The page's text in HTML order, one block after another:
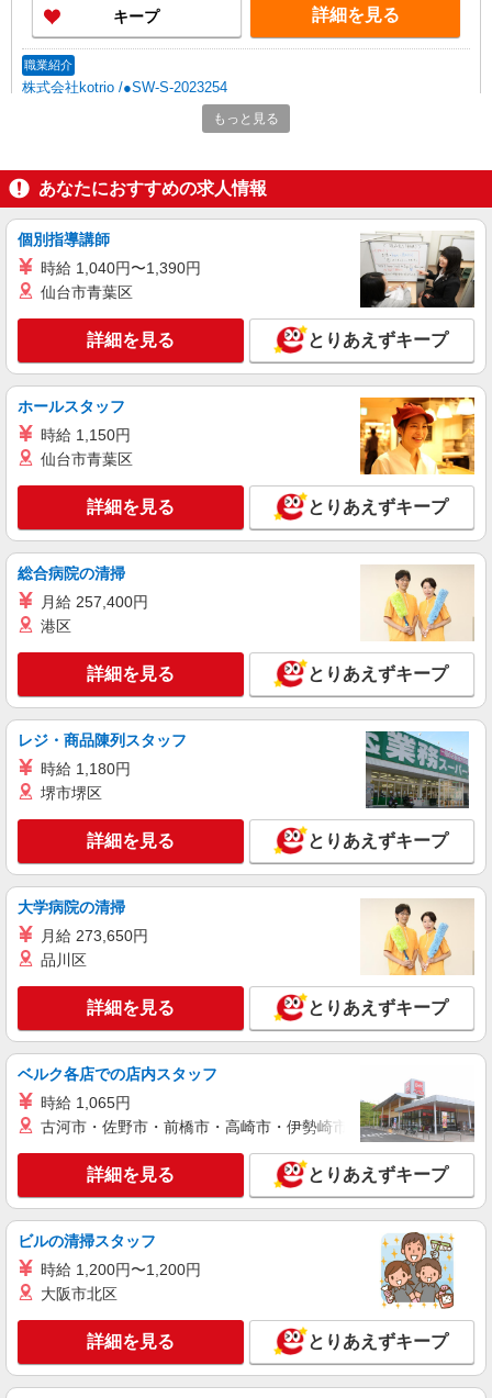
キープ 詳細を見る
職業紹介
株式会社kotrio /●SW-S-2023254
【柳瀬川駅】看護助手募集(パート)＊柔軟性が
ある働き方♪
ン代含む)＞
富士見市水谷東｜最寄り：柳瀬川駅
キープ 詳細を見る
株式会社kotrio /●SI-H-2101918
【職場環境◎】よすぎて全私が泣いた≫看護助
手募集♪未経験OK！
時給1600円〜2250円 ＜日払い有/週払い有/交
キープ 詳細を見る
株式会社kotrio /●SI-H-2076308
みずほ台駅すぐ★病院でお掃除/食事の配膳な
時給1600円〜2250円 ＜日払い有/週払い有/交
通費全支給(ガソリン代含む)＞
キープ 詳細を見る
派遣社員
≪みずほ台駅≫未経験・無資格から看護助手へ
挑戦！シフト相談OK♪
時給1600円〜2250円 ＜日払い有/週払い有/交
キープ 詳細を見る
派遣社員
株式会社kotrio /●SI-H-2024366
＜みずほ台駅＞元気も、プライベートも諦めな
時給1600円〜2250円 ＜日払い有/週払い有/交
富士見市
キープ 詳細を見る
派遣社員
株式会社kotrio /●SI-H-1898472
みずほ台駅★2400円〜の高時給！デイで看
護！16時退勤OKで安心
時給2400円〜3000円＜交通費全額支給(ガソリ
ン代含む)/日払い可/週払い可＞
もっと見る
あなたにおすすめの求人情報
個別指導講師
時給 1,040円〜1,390円
仙台市青葉区
詳細を見る とりあえずキープ
ホールスタッフ
時給 1,150円
仙台市青葉区
詳細を見る とりあえずキープ
総合病院の清掃
月給 257,400円
港区
詳細を見る とりあえずキープ
レジ・商品陳列スタッフ
時給 1,180円
堺市堺区
詳細を見る とりあえずキープ
大学病院の清掃
月給 273,650円
品川区
詳細を見る とりあえずキープ
ベルク各店での店内スタッフ
時給 1,065円
古河市・佐野市・前橋市・高崎市・伊勢崎市・太田市・館林市
詳細を見る とりあえずキープ
ビルの清掃スタッフ
時給 1,200円〜1,200円
大阪市北区
詳細を見る とりあえずキープ